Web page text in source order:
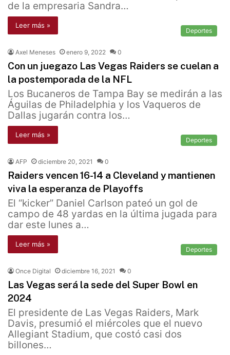
de la empresaria Sandra…
Leer más »
Deportes
Axel Meneses enero 9, 2022 0
Con un juegazo Las Vegas Raiders se cuelan a
la postemporada de la NFL
Los Bucaneros de Tampa Bay se medirán a las
Águilas de Philadelphia y los Vaqueros de
Dallas jugarán contra los…
Leer más »
Deportes
AFP diciembre 20, 2021 0
Raiders vencen 16-14 a Cleveland y mantienen
viva la esperanza de Playoffs
El “kicker” Daniel Carlson pateó un gol de
campo de 48 yardas en la última jugada para
dar este lunes a…
Leer más »
Deportes
Once Digital diciembre 16, 2021 0
Las Vegas será la sede del Super Bowl en
2024
El presidente de Las Vegas Raiders, Mark
Davis, presumió el miércoles que el nuevo
Allegiant Stadium, que costó casi dos
billones…